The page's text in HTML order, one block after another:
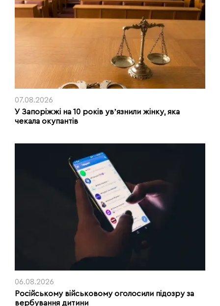
07.08.2026
У Запоріжжі на 10 років увʼязнили жінку, яка
чекала окупантів
06.08.2026
Російському військовому оголосили підозру за
вербування дитини